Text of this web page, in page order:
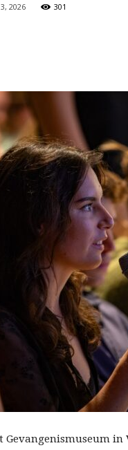
2026 301
Gevangenismuseum in